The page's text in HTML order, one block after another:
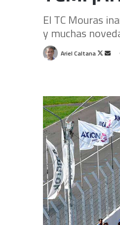
El TC Mouras
y muchas
Ariel Caltana